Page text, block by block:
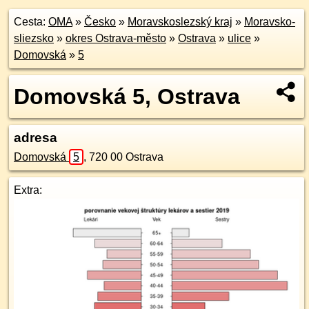
Cesta: OMA» Česko » Moravskoslezský kraj » Moravsko-
sliezsko » okres Ostrava-město » Ostrava » ulice »
Domovská » 5
Domovská 5, Ostrava
adresa
Domovská 5 , 720 00 Ostrava
Extra: